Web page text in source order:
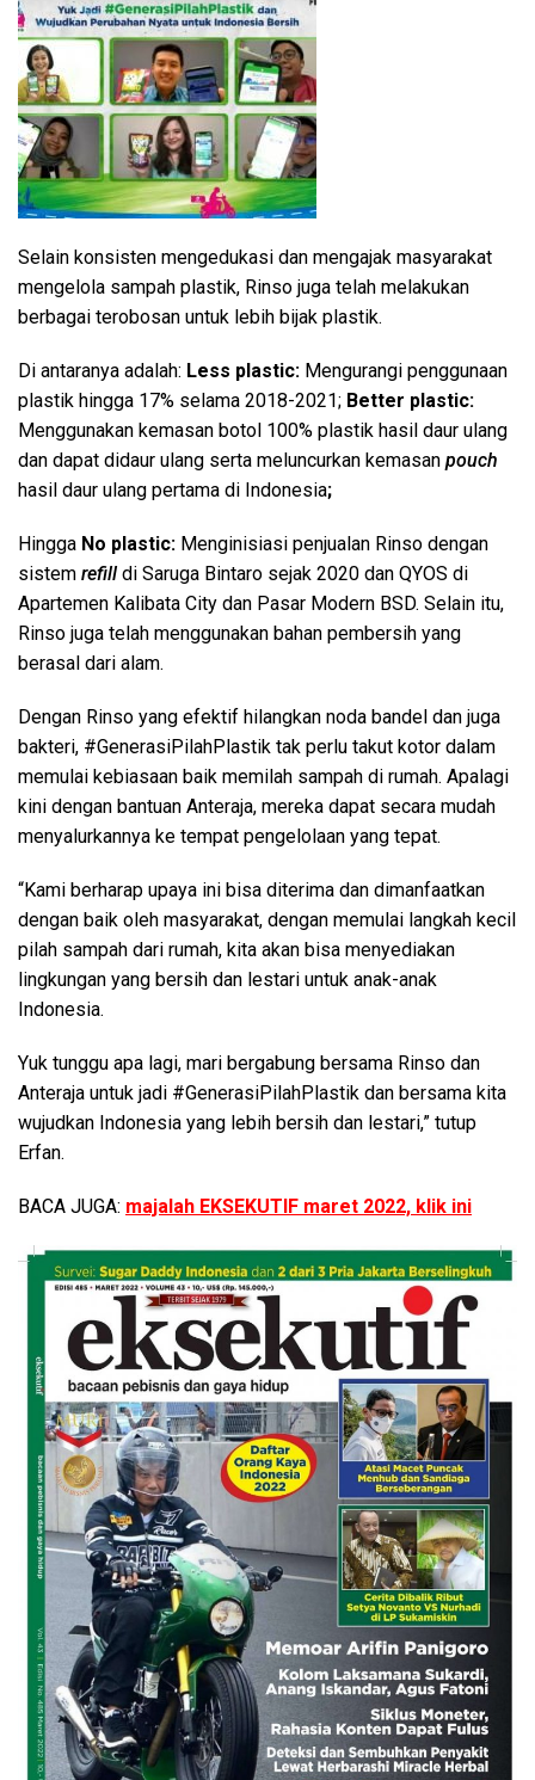
Selain konsisten mengedukasi dan mengajak masyarakat
mengelola sampah plastik, Rinso juga telah melakukan
berbagai terobosan untuk lebih bijak plastik.
Di antaranya adalah: Less plastic: Mengurangi penggunaan
plastik hingga 17% selama 2018-2021; Better plastic:
Menggunakan kemasan botol 100% plastik hasil daur ulang
dan dapat didaur ulang serta meluncurkan kemasan pouch
hasil daur ulang pertama di Indonesia;
Hingga No plastic: Menginisiasi penjualan Rinso dengan
sistem refill di Saruga Bintaro sejak 2020 dan QYOS di
Apartemen Kalibata City dan Pasar Modern BSD. Selain itu,
Rinso juga telah menggunakan bahan pembersih yang
berasal dari alam.
Dengan Rinso yang efektif hilangkan noda bandel dan juga
bakteri, #GenerasiPilahPlastik tak perlu takut kotor dalam
memulai kebiasaan baik memilah sampah di rumah. Apalagi
kini dengan bantuan Anteraja, mereka dapat secara mudah
menyalurkannya ke tempat pengelolaan yang tepat.
“Kami berharap upaya ini bisa diterima dan dimanfaatkan
dengan baik oleh masyarakat, dengan memulai langkah kecil
pilah sampah dari rumah, kita akan bisa menyediakan
lingkungan yang bersih dan lestari untuk anak-anak
Indonesia.
Yuk tunggu apa lagi, mari bergabung bersama Rinso dan
Anteraja untuk jadi #GenerasiPilahPlastik dan bersama kita
wujudkan Indonesia yang lebih bersih dan lestari,” tutup
Erfan.
BACA JUGA: majalah EKSEKUTIF maret 2022, klik ini